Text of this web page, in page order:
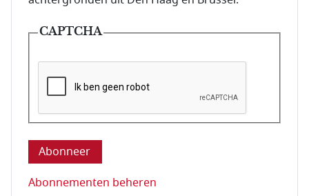
CAPTCHA
Deze vraag is om te controleren dat u een mens
Abonnementen beheren